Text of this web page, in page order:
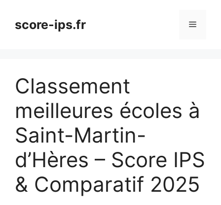
contenuscore-ips.fr Menu
Classement
meilleures écoles à
Saint-Martin-
d’Hères – Score IPS
& Comparatif 2025